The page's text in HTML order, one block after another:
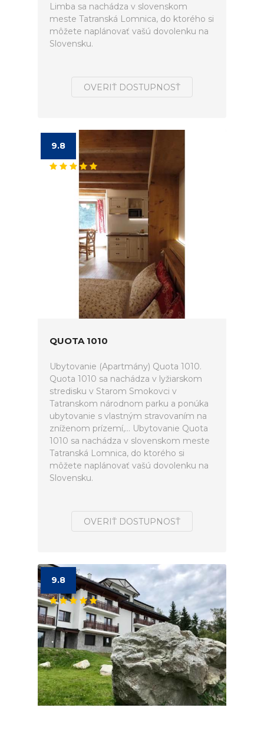
Limba sa nachádza v slovenskom
meste Tatranská Lomnica, do ktorého si
môžete naplánovať vašú dovolenku na
Slovensku.
OVERIŤ DOSTUPNOSŤ
9.8
QUOTA 1010
Ubytovanie (Apartmány) Quota 1010.
Quota 1010 sa nachádza v lyžiarskom
stredisku v Starom Smokovci v
Tatranskom národnom parku a ponúka
ubytovanie s vlastným stravovaním na
zníženom prízemí,... Ubytovanie Quota
1010 sa nachádza v slovenskom meste
Tatranská Lomnica, do ktorého si
môžete naplánovať vašú dovolenku na
Slovensku.
OVERIŤ DOSTUPNOSŤ
9.8